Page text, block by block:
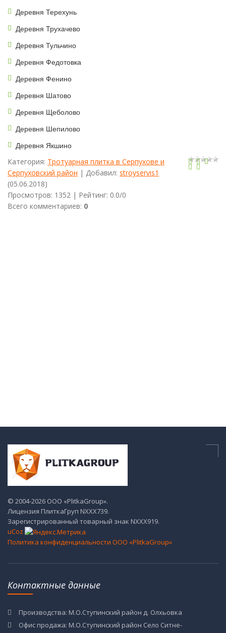
Деревня Терехунь
Деревня Трухачево
Деревня Тульчино
Деревня Федотовка
Деревня Фенино
Деревня Шатово
Деревня Щеболово
Деревня Шепилово
Деревня Якшино
Категория: Тротуарная плитка в Серпухове и
Серпуховский район | Добавил: stroyservis1
(05.06.2018)
Просмотров: 1352 | Рейтинг: 0.0/0
Всего комментариев: 0
© 2004-2026 ООО «PlitkaGroup».
Лицензия ПлиткаГруп NХХХ739.
Зарегистрированный товарный знак NХХХ919.
uCoz
Политика конфиденциальности ООО «PlitkaGroup»
Контактные данные
Производства: М.О.Ступинский район д. Олхьовка
Офис продажа: М.О.Ступинский район Село Ситне-